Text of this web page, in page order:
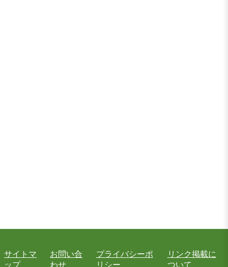
サイトマ
ップ
お問い合
わせ
プライバシーポ
リシー
リンク掲載に
ついて